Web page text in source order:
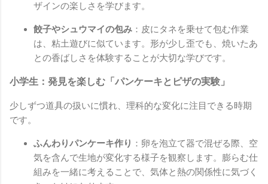
ザインの楽しさを学びます。
餃子やシュウマイの包み ：皮にタネを乗せて包む作業
は、粘土遊びに似ています。形が少し歪でも、焼いたあ
との香ばしさを体験することが大切な学びです。
小学生：発見を楽しむ「パンケーキとピザの実験」
少しずつ道具の扱いに慣れ、理科的な変化に注目できる時期
です。
ふんわりパンケーキ作り ：卵を泡立て器で混ぜる際、空
気を含んで生地が変化する様子を観察します。膨らむ仕
組みを一緒に考えることで、気体と熱の関係性に気づく